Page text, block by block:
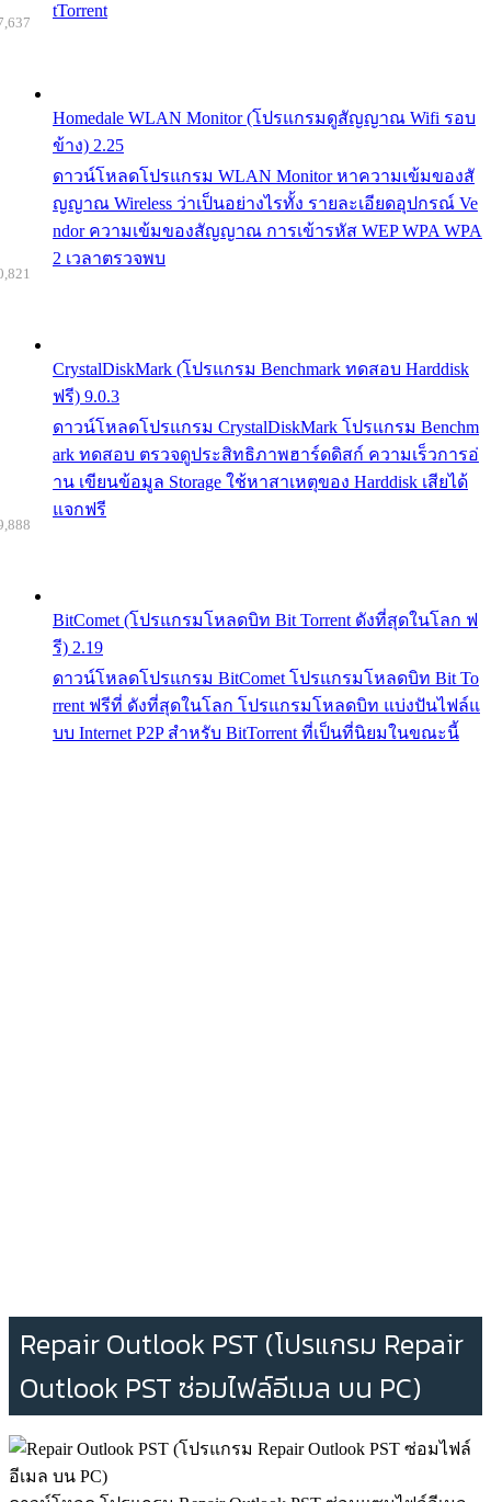
tTorrent
Homedale WLAN Monitor (โปรแกรมดูสัญญาณ Wifi รอบ
ข้าง) 2.25
ดาวน์โหลดโปรแกรม WLAN Monitor หาความเข้มของสั
ญญาณ Wireless ว่าเป็นอย่างไรทั้ง รายละเอียดอุปกรณ์ Ve
ndor ความเข้มของสัญญาณ การเข้ารหัส WEP WPA WPA
2 เวลาตรวจพบ
CrystalDiskMark (โปรแกรม Benchmark ทดสอบ Harddisk
ฟรี) 9.0.3
ดาวน์โหลดโปรแกรม CrystalDiskMark โปรแกรม Benchm
ark ทดสอบ ตรวจดูประสิทธิภาพฮาร์ดดิสก์ ความเร็วการอ่
าน เขียนข้อมูล Storage ใช้หาสาเหตุของ Harddisk เสียได้
แจกฟรี
BitComet (โปรแกรมโหลดบิท Bit Torrent ดังที่สุดในโลก ฟ
รี) 2.19
ดาวน์โหลดโปรแกรม BitComet โปรแกรมโหลดบิท Bit To
rrent ฟรีที่ ดังที่สุดในโลก โปรแกรมโหลดบิท แบ่งปันไฟล์แ
บบ Internet P2P สำหรับ BitTorrent ที่เป็นที่นิยมในขณะนี้
Repair Outlook PST (โปรแกรม Repair
Outlook PST ซ่อมไฟล์อีเมล บน PC)